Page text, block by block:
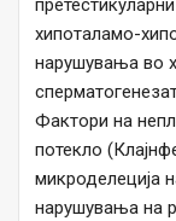
хипоталамо-
нарушувања во
Фактори на
потекло
микроделеција
нарушувања на